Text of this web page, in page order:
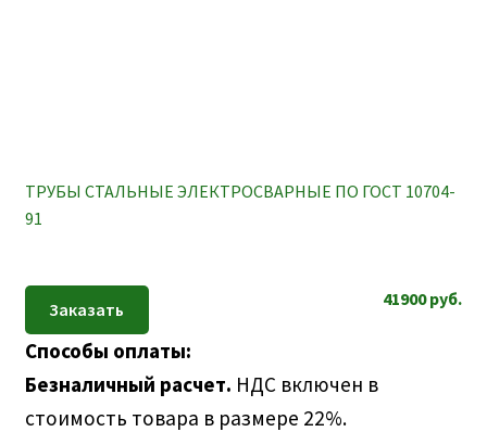
ТРУБЫ СТАЛЬНЫЕ ЭЛЕКТРОСВАРНЫЕ ПО ГОСТ 10704-
91
41900руб.
Способы оплаты:
Безналичный расчет. НДС включен в
стоимость товара в размере 22%.